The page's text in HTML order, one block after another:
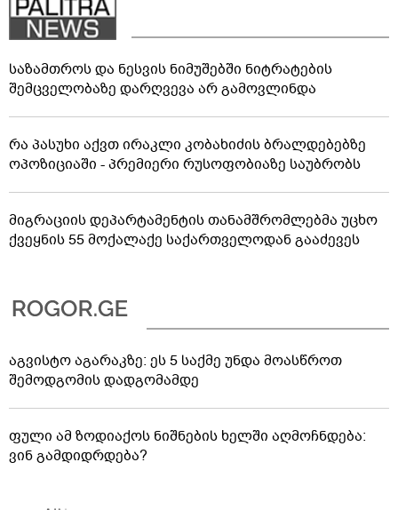
საზამთროს და ნესვის ნიმუშებში ნიტრატების
შემცველობაზე დარღვევა არ გამოვლინდა
რა პასუხი აქვთ ირაკლი კობახიძის ბრალდებებზე
ოპოზიციაში - პრემიერი რუსოფობიაზე საუბრობს
მიგრაციის დეპარტამენტის თანამშრომლებმა უცხო
ქვეყნის 55 მოქალაქე საქართველოდან გააძევეს
აგვისტო აგარაკზე: ეს 5 საქმე უნდა მოასწროთ
შემოდგომის დადგომამდე
ფული ამ ზოდიაქოს ნიშნების ხელში აღმოჩნდება:
ვინ გამდიდრდება?